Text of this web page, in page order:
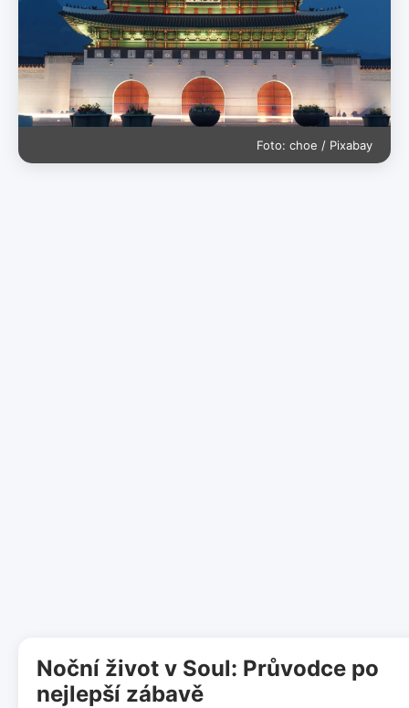
Foto: choe / Pixabay
Noční život v Soul: Průvodce po
nejlepší zábavě